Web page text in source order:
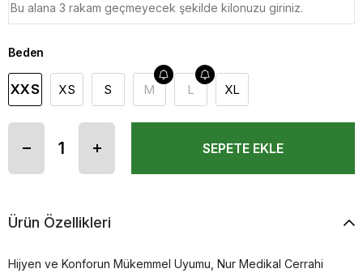
Beden
XXS XS S M L XL
Ürün Özellikleri
Hijyen ve Konforun Mükemmel Uyumu, Nur Medikal Cerrahi